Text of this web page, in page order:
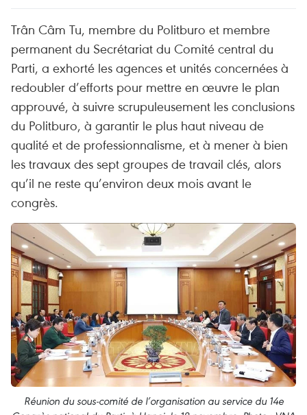
Trân Câm Tu, membre du Politburo et membre
permanent du Secrétariat du Comité central du
Parti, a exhorté les agences et unités concernées à
redoubler d’efforts pour mettre en œuvre le plan
approuvé, à suivre scrupuleusement les conclusions
du Politburo, à garantir le plus haut niveau de
qualité et de professionnalisme, et à mener à bien
les travaux des sept groupes de travail clés, alors
qu’il ne reste qu’environ deux mois avant le
congrès.
Réunion du sous-comité de l’organisation au service du 14e